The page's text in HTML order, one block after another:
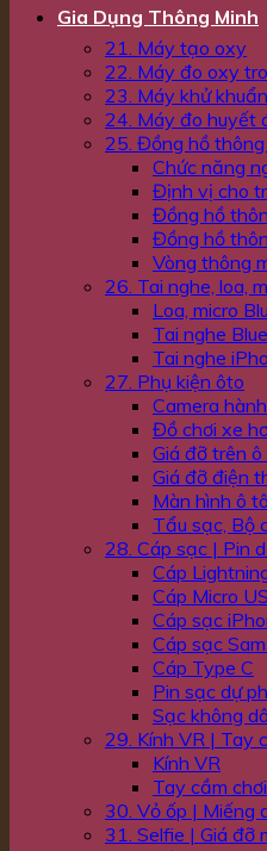
Gia Dụng Thông Minh
21. Máy tạo oxy
22. Máy đo oxy
23. Máy khử khuẩn
24. Máy đo huyết
25. Đồng hồ thông
Chức năng
Định vị cho
Đồng hồ
Đồng hồ
Vòng thông
26. Tai nghe, loa,
Loa, micro
Tai nghe
Tai nghe
27. Phụ kiện ôto
Camera
Đồ chơi xe
Giá đỡ trên ô
Giá đỡ điện
Màn hình ô tô
Tẩu sạc, Bộ
28. Cáp sạc | Pin
Cáp
Cáp Micro
Cáp sạc
Cáp sạc
Cáp Type C
Pin sạc dự
Sạc không
29. Kính VR | Tay
Kính VR
Tay cầm
30. Vỏ ốp | Miếng
31. Selfie | Giá đỡ